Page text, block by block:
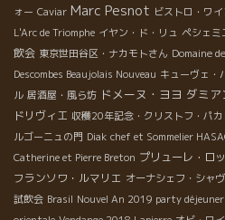
ォー Caviar Marc Pesnot ビストロ・ワ
L'Arc de Triomphe イヤン・ド・リュ ペシェミ
飲会 東京世田谷区・ナカモトさん Domaine
Descombes Beaujolais Nouveau キューヴェ・
ル 居酒屋・風ら坊 ドメーヌ・ヨヨ ダミア
ドリヴィエ 収穫20年記念・クリストフ・パカ
ルゴーニュの門 Diak chef et Sommelier
Catherine et Pierre Breton プリューレ・ロ
フランソワ・ルマリエ オーナシェフ・シャ
試飲会 Brasil Nouvel An 2019 party déjeuner